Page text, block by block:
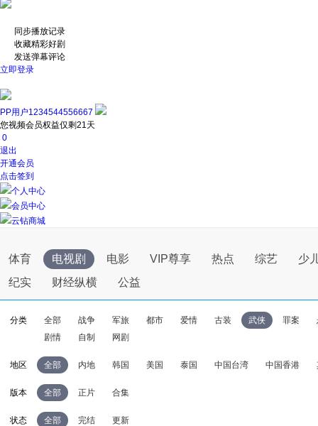
同步播放记录
收藏精彩好剧
发送弹幕评论
立即登录
PP用户1234544556667
您视频会员权益仅剩21天
0
退出
开通会员
点击签到
个人中心
会员中心
云钻商城
体育 电视剧 电影 VIP尊享 热点 综艺
少
纪实
财经纵横 公益
分类 全部 战争 军旅 都市 爱情 古装 武侠 罪案
剧情
自制 网剧
地区 全部 内地 韩国 美国 泰国 中国台湾 中国香港
版本 全部 正片 合集
状态 全部 完结 更新